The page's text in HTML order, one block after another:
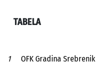
TABELA
1 OFK Gradina Srebrenik